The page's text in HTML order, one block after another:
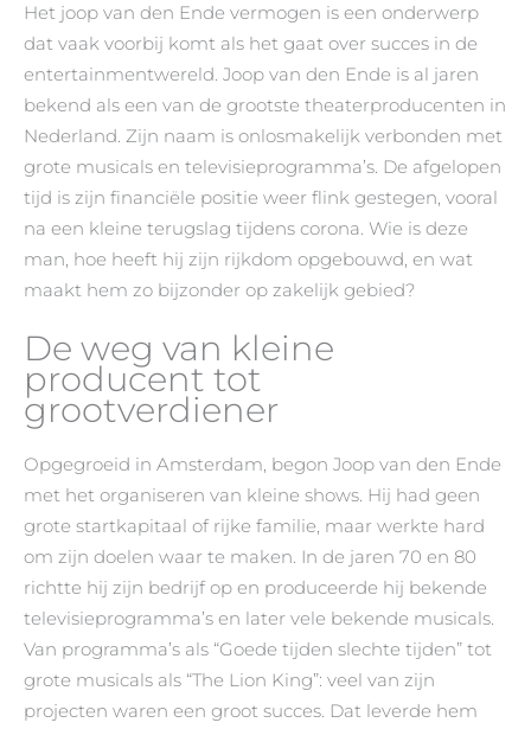
Het joop van den Ende vermogen is een onderwerp
dat vaak voorbij komt als het gaat over succes in de
entertainmentwereld. Joop van den Ende is al jaren
bekend als een van de grootste theaterproducenten in
Nederland. Zijn naam is onlosmakelijk verbonden met
grote musicals en televisieprogramma’s. De afgelopen
tijd is zijn financiële positie weer flink gestegen, vooral
na een kleine terugslag tijdens corona. Wie is deze
man, hoe heeft hij zijn rijkdom opgebouwd, en wat
maakt hem zo bijzonder op zakelijk gebied?
De weg van kleine
producent tot
grootverdiener
Opgegroeid in Amsterdam, begon Joop van den Ende
met het organiseren van kleine shows. Hij had geen
grote startkapitaal of rijke familie, maar werkte hard
om zijn doelen waar te maken. In de jaren 70 en 80
richtte hij zijn bedrijf op en produceerde hij bekende
televisieprogramma’s en later vele bekende musicals.
Van programma’s als “Goede tijden slechte tijden” tot
grote musicals als “The Lion King”: veel van zijn
projecten waren een groot succes. Dat leverde hem